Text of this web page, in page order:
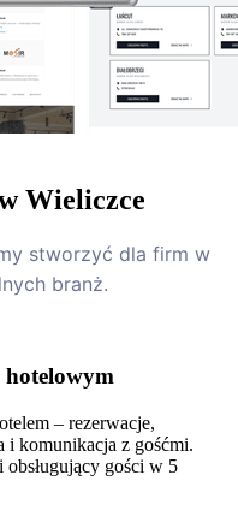
Wieliczce
stworzyć dla firm w
branż.
hotelowym
– rezerwacje,
i komunikacja z gośćmi.
gości w 5